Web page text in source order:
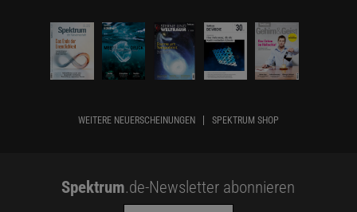
WEITERE NEUERSCHEINUNGEN SPEKTRUM SHOP
Spektrum.de-Newsletter abonnieren